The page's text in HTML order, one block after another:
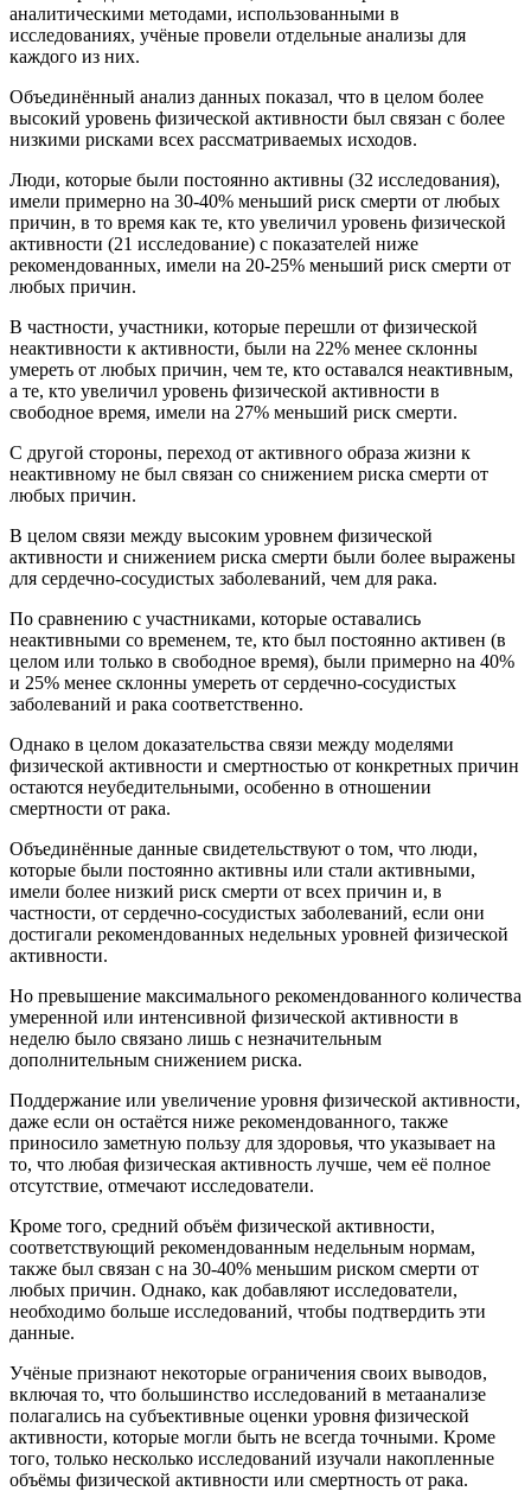
аналитическими методами, использованными в
исследованиях, учёные провели отдельные анализы для
каждого из них.
Объединённый анализ данных показал, что в целом более
высокий уровень физической активности был связан с более
низкими рисками всех рассматриваемых исходов.
Люди, которые были постоянно активны (32 исследования),
имели примерно на 30-40% меньший риск смерти от любых
причин, в то время как те, кто увеличил уровень физической
активности (21 исследование) с показателей ниже
рекомендованных, имели на 20-25% меньший риск смерти от
любых причин.
В частности, участники, которые перешли от физической
неактивности к активности, были на 22% менее склонны
умереть от любых причин, чем те, кто оставался неактивным,
а те, кто увеличил уровень физической активности в
свободное время, имели на 27% меньший риск смерти.
С другой стороны, переход от активного образа жизни к
неактивному не был связан со снижением риска смерти от
любых причин.
В целом связи между высоким уровнем физической
активности и снижением риска смерти были более выражены
для сердечно‑сосудистых заболеваний, чем для рака.
По сравнению с участниками, которые оставались
неактивными со временем, те, кто был постоянно активен (в
целом или только в свободное время), были примерно на 40%
и 25% менее склонны умереть от сердечно‑сосудистых
заболеваний и рака соответственно.
Однако в целом доказательства связи между моделями
физической активности и смертностью от конкретных причин
остаются неубедительными, особенно в отношении
смертности от рака.
Объединённые данные свидетельствуют о том, что люди,
которые были постоянно активны или стали активными,
имели более низкий риск смерти от всех причин и, в
частности, от сердечно‑сосудистых заболеваний, если они
достигали рекомендованных недельных уровней физической
активности.
Но превышение максимального рекомендованного количества
умеренной или интенсивной физической активности в
неделю было связано лишь с незначительным
дополнительным снижением риска.
Поддержание или увеличение уровня физической активности,
даже если он остаётся ниже рекомендованного, также
приносило заметную пользу для здоровья, что указывает на
то, что любая физическая активность лучше, чем её полное
отсутствие, отмечают исследователи.
Кроме того, средний объём физической активности,
соответствующий рекомендованным недельным нормам,
также был связан с на 30-40% меньшим риском смерти от
любых причин. Однако, как добавляют исследователи,
необходимо больше исследований, чтобы подтвердить эти
данные.
Учёные признают некоторые ограничения своих выводов,
включая то, что большинство исследований в метаанализе
полагались на субъективные оценки уровня физической
активности, которые могли быть не всегда точными. Кроме
того, только несколько исследований изучали накопленные
объёмы физической активности или смертность от рака.